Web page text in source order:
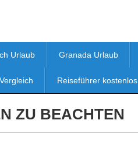
Urlaub Granada Urlaub
Reiseführer kostenlos
ZU BEACHTEN